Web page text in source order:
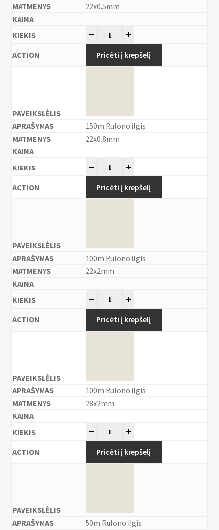
22x0.5mm
Pridėti į krepšelį
150m Rulono ilgis
22x0.8mm
Pridėti į krepšelį
100m Rulono ilgis
22x2mm
Pridėti į krepšelį
100m Rulono ilgis
28x2mm
Pridėti į krepšelį
50m Rulono ilgis